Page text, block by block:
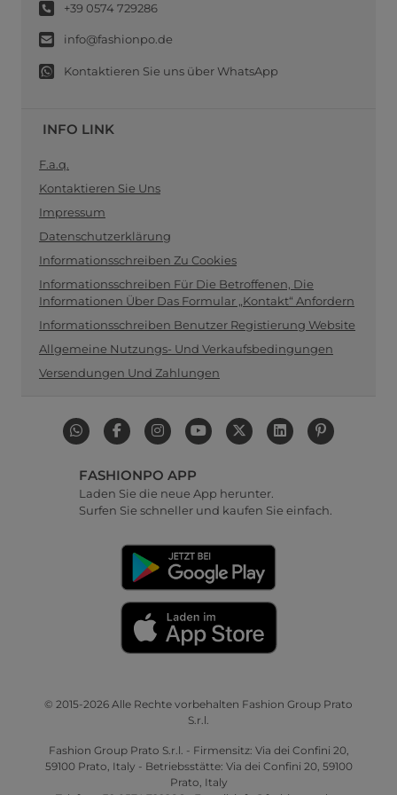
+39 0574 729286
info@fashionpo.de
Kontaktieren Sie uns über WhatsApp
INFO LINK
F.a.q.
Kontaktieren Sie Uns
Impressum
Datenschutzerklärung
Informationsschreiben Zu Cookies
Informationsschreiben Für Die Betroffenen, Die
Informationen Über Das Formular „Kontakt“ Anfordern
Informationsschreiben Benutzer Registierung Website
Allgemeine Nutzungs- Und Verkaufsbedingungen
Versendungen Und Zahlungen
FASHIONPO APP
Laden Sie die neue App herunter.
Surfen Sie schneller und kaufen Sie einfach.
© 2015-2026 Alle Rechte vorbehalten Fashion Group Prato
S.r.l.
Fashion Group Prato S.r.l. - Firmensitz: Via dei Confini 20,
59100 Prato, Italy - Betriebsstätte: Via dei Confini 20, 59100
Prato, Italy